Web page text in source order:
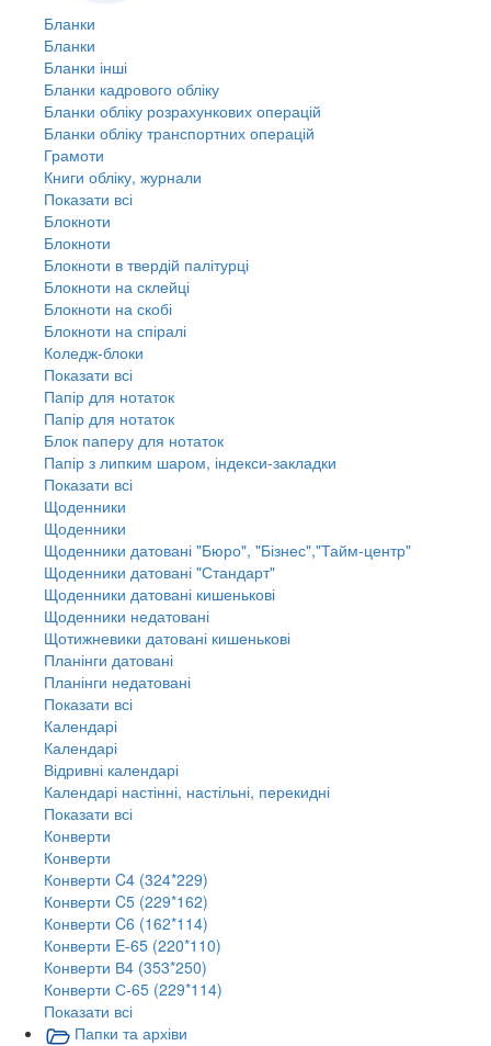
Бланки
Бланки
Бланки інші
Бланки кадрового обліку
Бланки обліку розрахункових операцій
Бланки обліку транспортних операцій
Грамоти
Книги обліку, журнали
Показати всі
Блокноти
Блокноти
Блокноти в твердій палітурці
Блокноти на склейці
Блокноти на скобі
Блокноти на спіралі
Коледж-блоки
Показати всі
Папір для нотаток
Папір для нотаток
Блок паперу для нотаток
Папір з липким шаром, індекси-закладки
Показати всі
Щоденники
Щоденники
Щоденники датовані "Бюро", "Бізнес","Тайм-центр"
Щоденники датовані "Стандарт"
Щоденники датовані кишенькові
Щоденники недатовані
Щотижневики датовані кишенькові
Планінги датовані
Планінги недатовані
Показати всі
Календарі
Календарі
Відривні календарі
Календарі настінні, настільні, перекидні
Показати всі
Конверти
Конверти
Конверти C4 (324*229)
Конверти C5 (229*162)
Конверти C6 (162*114)
Конверти E-65 (220*110)
Конверти В4 (353*250)
Конверти С-65 (229*114)
Показати всі
Папки та архіви